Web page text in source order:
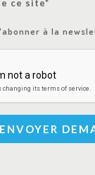
ce site*
à la
ENVOYER